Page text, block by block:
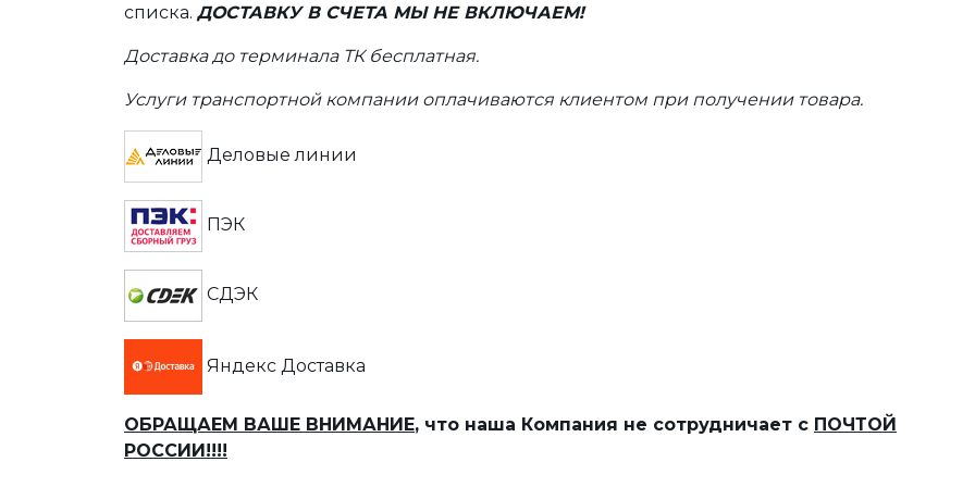
списка. ДОСТАВКУ В СЧЕТА МЫ НЕ ВКЛЮЧАЕМ!
Доставка до терминала ТК бесплатная.
Услуги транспортной компании оплачиваются клиентом при получении товара.
Деловые линии
ПЭК
СДЭК
Яндекс Доставка
ОБРАЩАЕМ ВАШЕ ВНИМАНИЕ, что наша Компания не сотрудничает с ПОЧТОЙ
РОССИИ!!!!